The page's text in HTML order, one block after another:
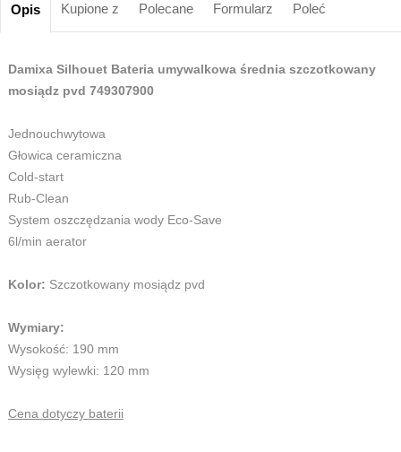
Opis Kupione z Polecane Formularz Poleć
Damixa Silhouet Bateria umywalkowa średnia szczotkowany
mosiądz pvd 749307900
Jednouchwytowa
Głowica ceramiczna
Cold-start
Rub-Clean
System oszczędzania wody Eco-Save
6l/min aerator
Kolor: Szczotkowany mosiądz pvd
Wymiary:
Wysokość: 190 mm
Wysięg wylewki: 120 mm
Cena dotyczy baterii